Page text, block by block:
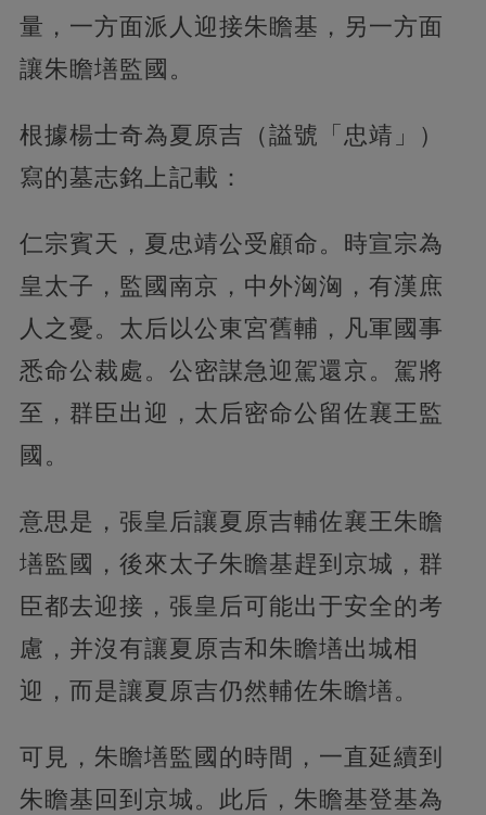
量，一方面派人迎接朱瞻基，另一方面
讓朱瞻墡監國。
根據楊士奇為夏原吉（謚號「忠靖」）
寫的墓志銘上記載：
仁宗賓天，夏忠靖公受顧命。時宣宗為
皇太子，監國南京，中外洶洶，有漢庶
人之憂。太后以公東宮舊輔，凡軍國事
悉命公裁處。公密謀急迎駕還京。駕將
至，群臣出迎，太后密命公留佐襄王監
國。
意思是，張皇后讓夏原吉輔佐襄王朱瞻
墡監國，後來太子朱瞻基趕到京城，群
臣都去迎接，張皇后可能出于安全的考
慮，并沒有讓夏原吉和朱瞻墡出城相
迎，而是讓夏原吉仍然輔佐朱瞻墡。
可見，朱瞻墡監國的時間，一直延續到
朱瞻基回到京城。此后，朱瞻基登基為